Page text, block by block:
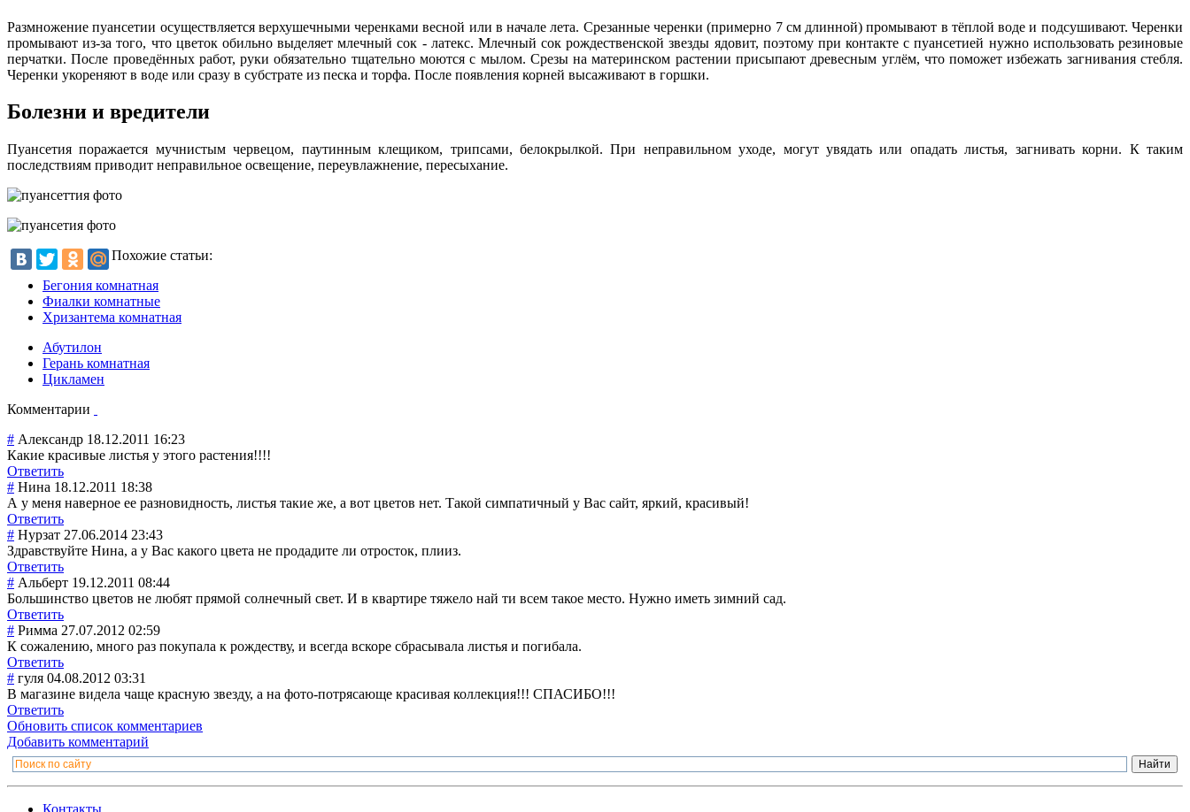
Размножение пуансетии осуществляется верхушечными черенками весной или в начале лета. Срезанные черенки (примерно 7 см длинной) промывают в тёплой воде и подсушивают. Черенки
промывают из-за того, что цветок обильно выделяет млечный сок - латекс. Млечный сок рождественской звезды ядовит, поэтому при контакте с пуансетией нужно использовать резиновые
перчатки. После проведённых работ, руки обязательно тщательно моются с мылом. Срезы на материнском растении присыпают древесным углём, что поможет избежать загнивания стебля.
Черенки укореняют в воде или сразу в субстрате из песка и торфа. После появления корней высаживают в горшки.
Болезни и вредители
Пуансетия поражается мучнистым червецом, паутинным клещиком, трипсами, белокрылкой. При неправильном уходе, могут увядать или опадать листья, загнивать корни. К таким
последствиям приводит неправильное освещение, переувлажнение, пересыхание.
Похожие статьи:
Бегония комнатная
Фиалки комнатные
Хризантема комнатная
Абутилон
Герань комнатная
Цикламен
Комментарии
# Александр 18.12.2011 16:23
Какие красивые листья у этого растения!!!!
Ответить
# Нина 18.12.2011 18:38
А у меня наверное ее разновидность, листья такие же, а вот цветов нет. Такой симпатичный у Вас сайт, яркий, красивый!
Ответить
# Нурзат 27.06.2014 23:43
Здравствуйте Нина, а у Вас какого цвета не продадите ли отросток, плииз.
Ответить
# Альберт 19.12.2011 08:44
Большинство цветов не любят прямой солнечный свет. И в квартире тяжело най ти всем такое место. Нужно иметь зимний сад.
Ответить
# Римма 27.07.2012 02:59
К сожалению, много раз покупала к рождеству, и всегда вскоре сбрасывала листья и погибала.
Ответить
# гуля 04.08.2012 03:31
В магазине видела чаще красную звезду, а на фото-потрясающе красивая коллекция!!! СПАСИБО!!!
Ответить
Обновить список комментариев
Добавить комментарий